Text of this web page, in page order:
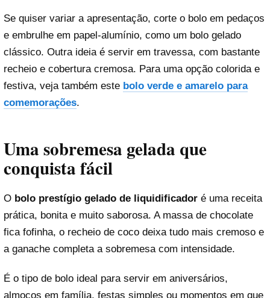
Se quiser variar a apresentação, corte o bolo em pedaços
e embrulhe em papel-alumínio, como um bolo gelado
clássico. Outra ideia é servir em travessa, com bastante
recheio e cobertura cremosa. Para uma opção colorida e
festiva, veja também este bolo verde e amarelo para
comemorações.
Uma sobremesa gelada que
conquista fácil
O bolo prestígio gelado de liquidificador é uma receita
prática, bonita e muito saborosa. A massa de chocolate
fica fofinha, o recheio de coco deixa tudo mais cremoso e
a ganache completa a sobremesa com intensidade.
É o tipo de bolo ideal para servir em aniversários,
almoços em família, festas simples ou momentos em que